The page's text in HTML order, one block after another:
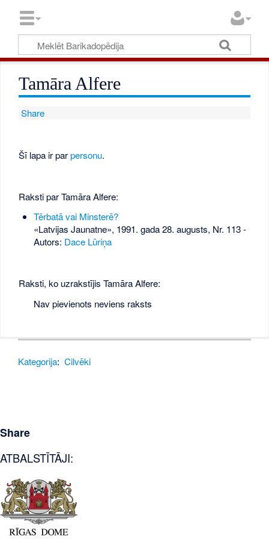
Tamāra Alfere
Share
Šī lapa ir parpersonu.
Raksti par Tamāra Alfere:
Tērbatā vai Minsterē?
«Latvijas Jaunatne», 1991. gada 28. augusts, Nr. 113-
Autors: Dace Lūriņa
Raksti, ko uzrakstījis Tamāra Alfere:
Nav pievienots neviens raksts
Kategorija: Cilvēki
Share
ATBALSTĪTĀJI: